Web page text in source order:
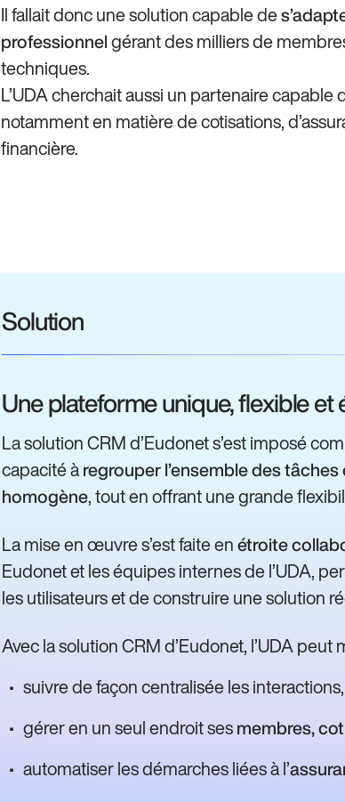
Il fallait donc une solution capable de
professionnelgérant des milliers de
techniques.
L’UDA cherchait aussi un partenaire
notamment en matière de cotisations,
financière.
Solution
Une plateforme unique, flexible et
La solution CRM d’Eudonet s’est imposé
capacité àregrouper l’ensemble des
homogène, tout en offrant une grande
La mise en œuvre s’est faite en étroite
Eudonet et les équipes internes de l’UDA,
les utilisateurs et de construire une solution
Avec la solution CRM d’Eudonet, l’UDA peut
suivre de façon centralisée les
gérer en un seul endroit ses membres,
automatiser les démarches liées à l’